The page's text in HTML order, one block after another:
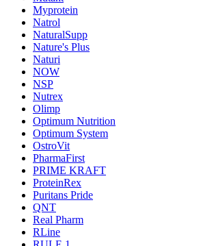
Myprotein
Natrol
NaturalSupp
Nature's Plus
Naturi
NOW
NSP
Nutrex
Olimp
Optimum Nutrition
Optimum System
OstroVit
PharmaFirst
PRIME KRAFT
ProteinRex
Puritans Pride
QNT
Real Pharm
RLine